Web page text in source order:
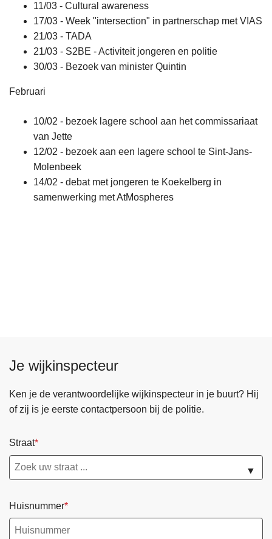
11/03 - Cultural awareness
17/03 - Week "intersection" in partnerschap met VIAS
21/03 - TADA
21/03 - S2BE - Activiteit jongeren en politie
30/03 - Bezoek van minister Quintin
Februari
10/02 - bezoek lagere school aan het commissariaat
van Jette
12/02 - bezoek aan een lagere school te Sint-Jans-
Molenbeek
14/02 - debat met jongeren te Koekelberg in
samenwerking met AtMospheres
Je wijkinspecteur
Ken je de verantwoordelijke wijkinspecteur in je buurt? Hij
of zij is je eerste contactpersoon bij de politie.
Straat
▼
Huisnummer